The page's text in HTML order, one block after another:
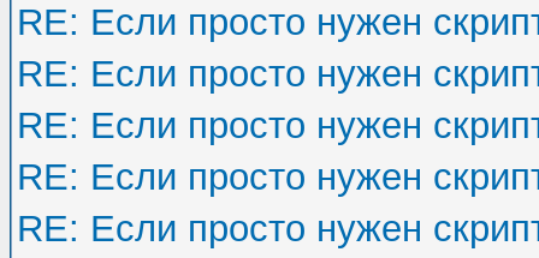
RE: Если просто нужен
RE: Если просто нужен
RE: Если просто нужен
RE: Если просто нужен
RE: Если просто нужен